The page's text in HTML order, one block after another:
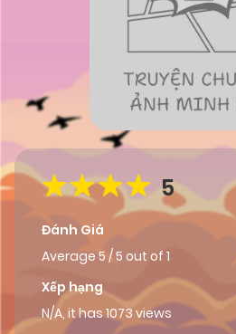
5
Đánh Giá
Average 5 /5 out of 1
Xếp hạng
N/A, it has 1073 views